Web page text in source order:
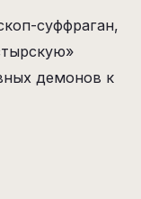
суффраган,
демонов к